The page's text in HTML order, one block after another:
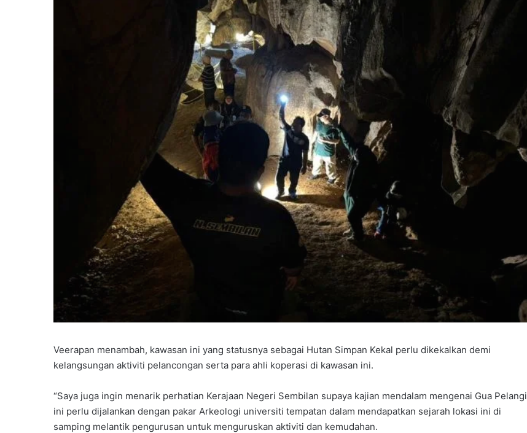
Veerapan menambah, kawasan ini yang statusnya sebagai Hutan Simpan Kekal perlu dikekalkan demi
kelangsungan aktiviti pelancongan serta para ahli koperasi di kawasan ini.
“Saya juga ingin menarik perhatian Kerajaan Negeri Sembilan supaya kajian mendalam mengenai Gua Pelangi
ini perlu dijalankan dengan pakar Arkeologi universiti tempatan dalam mendapatkan sejarah lokasi ini di
samping melantik pengurusan untuk menguruskan aktiviti dan kemudahan.